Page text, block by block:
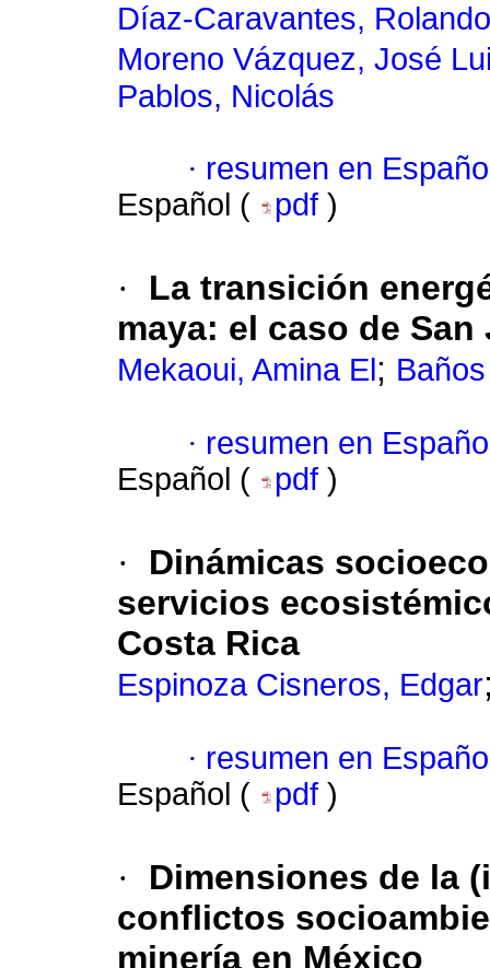
Díaz-Caravantes,
Moreno Vázquez, José
Pablos, Nicolás
· resumen en
Español (
pdf )
·
La transición
maya: el caso de
Mekaoui, Amina El ;
· resumen en
Español (
pdf )
·
Dinámicas
servicios
Costa Rica
Espinoza Cisneros, Edgar
· resumen en
Español (
pdf )
·
Dimensiones de la
conflictos
minería en México